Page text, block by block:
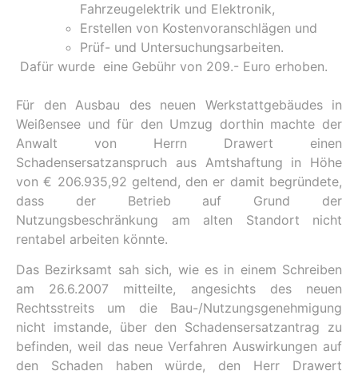
Fahrzeugelektrik und Elektronik,
Erstellen von Kostenvoranschlägen und
Prüf- und Untersuchungsarbeiten.
Dafür wurde eine Gebühr von 209.- Euro erhoben.
Für den Ausbau des neuen Werkstattgebäudes in
Weißensee und für den Umzug dorthin machte der
Anwalt von Herrn Drawert einen
Schadensersatzanspruch aus Amtshaftung in Höhe
von € 206.935,92 geltend, den er damit begründete,
dass der Betrieb auf Grund der
Nutzungsbeschränkung am alten Standort nicht
rentabel arbeiten könnte.
Das Bezirksamt sah sich, wie es in einem Schreiben
am 26.6.2007 mitteilte, angesichts des neuen
Rechtsstreits um die Bau-/Nutzungsgenehmigung
nicht imstande, über den Schadensersatzantrag zu
befinden, weil das neue Verfahren Auswirkungen auf
den Schaden haben würde, den Herr Drawert